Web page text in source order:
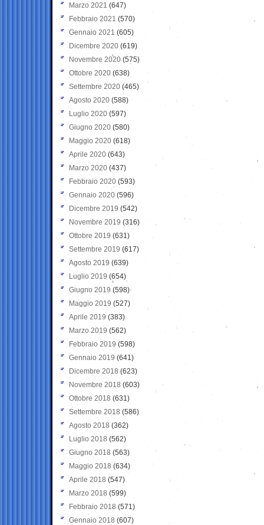
Marzo 2021 (647)
Febbraio 2021 (570)
Gennaio 2021 (605)
Dicembre 2020 (619)
Novembre 2020 (575)
Ottobre 2020 (638)
Settembre 2020(465)
Agosto 2020 (588)
Luglio 2020 (597)
Giugno 2020 (580)
Maggio 2020 (618)
Aprile 2020 (643)
Marzo 2020 (437)
Febbraio 2020 (593)
Gennaio 2020 (596)
Dicembre 2019 (542)
Novembre 2019 (316)
Ottobre 2019 (631)
Settembre 2019 (617)
Agosto 2019 (639)
Luglio 2019 (654)
Giugno 2019 (598)
Maggio 2019 (527)
Aprile 2019 (383)
Marzo 2019 (562)
Febbraio 2019 (598)
Gennaio 2019 (641)
Dicembre 2018 (623)
Novembre 2018 (603)
Ottobre 2018 (631)
Settembre 2018 (586)
Agosto 2018 (362)
Luglio 2018 (562)
Giugno 2018 (563)
Maggio 2018 (634)
Aprile 2018 (547)
Marzo 2018 (599)
Febbraio 2018 (571)
Gennaio 2018 (607)